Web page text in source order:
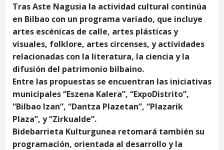
Tras Aste Nagusia la actividad cultural continúa
en Bilbao con un programa variado, que incluye
artes escénicas de calle, artes plásticas y
visuales, folklore, artes circenses, y actividades
relacionadas con la literatura, la ciencia y la
difusión del patrimonio bilbaino.
Entre las propuestas se encuentran las iniciativas
municipales “Eszena Kalera”, “ExpoDistrito”,
“Bilbao Izan”, “Dantza Plazetan”, “Plazarik
Plaza”, y “Zirkualde”.
Bidebarrieta Kulturgunea retomará también su
programación, orientada al desarrollo y la